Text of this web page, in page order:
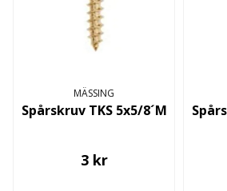
MÄSSING
Spårskruv TKS 5x5/8´M
3 kr